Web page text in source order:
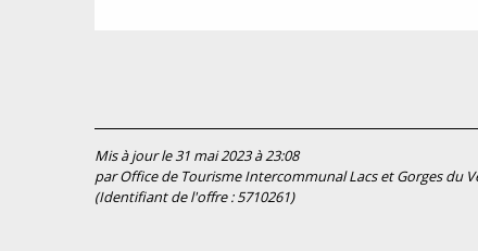
Mis à jour le 31 mai 2023 à 23:08
par Office de Tourisme Intercommunal Lacs et Gorges du
(Identifiant de l'offre :5710261)